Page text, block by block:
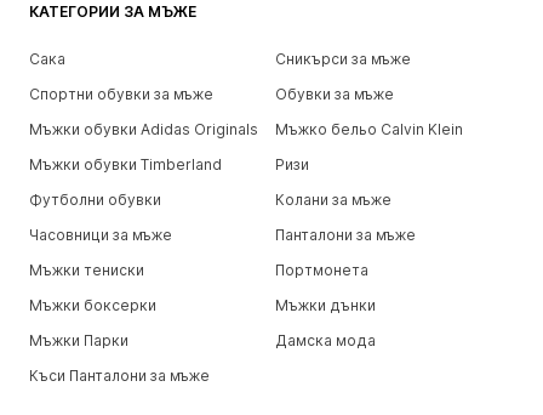
КАТЕГОРИИ ЗА МЪЖЕ
Сака
Сникърси за мъже
Спортни обувки за мъже
Обувки за мъже
Мъжки обувки Adidas Originals
Мъжко бельо Calvin Klein
Мъжки обувки Timberland
Ризи
Футболни обувки
Колани за мъже
Часовници за мъже
Панталони за мъже
Мъжки тениски
Портмонета
Мъжки боксерки
Мъжки дънки
Мъжки Парки
Дамска мода
Къси Панталони за мъже